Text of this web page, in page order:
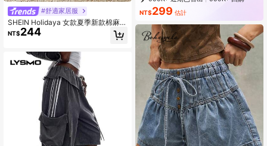
#舒適家居服
SHEIN Holidaya 女款夏季新款棉麻度
假休閒風卡其色抽繩捲邊短褲，採用
棉麻紋理面料，配有彈性腰抽繩設計
雅，適合日常出遊、度假或輕便休閒
場合，是休閒抽繩短褲、卡其優雅
褲、寬鬆顯瘦褲中的百搭單品
NT$244
6.6M 訂閱
NT$299 估計